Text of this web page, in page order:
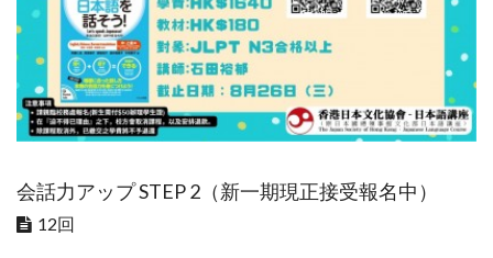
会話力アップ STEP 2（新一期現正接受報名中）
12回